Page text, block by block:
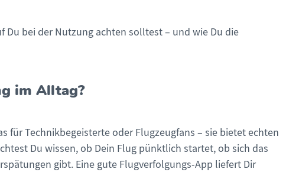
bei der Nutzung achten solltest – und wie Du die
im Alltag?
für Technikbegeisterte oder Flugzeugfans – sie bietet echten
Du wissen, ob Dein Flug pünktlich startet, ob sich das
gibt. Eine gute Flugverfolgungs-App liefert Dir